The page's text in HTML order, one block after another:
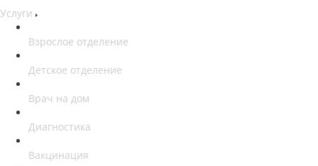
Услуги
Взрослое отделение
Детское отделение
Врач на дом
Диагностика
Вакцинация